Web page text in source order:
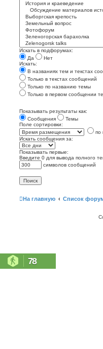
Искать в подфорумах:
Да
Нет
Искать:
В названиях тем и текстах
Только в текстах сообщений
Только по названию темы
Только в первом сообщении
Показывать результаты как:
Сообщения
Темы
Поле сортировки:
по
Искать сообщения за:
Показывать первые:
Введите 0 для вывода полного
символов сообщений
На главную Список
78